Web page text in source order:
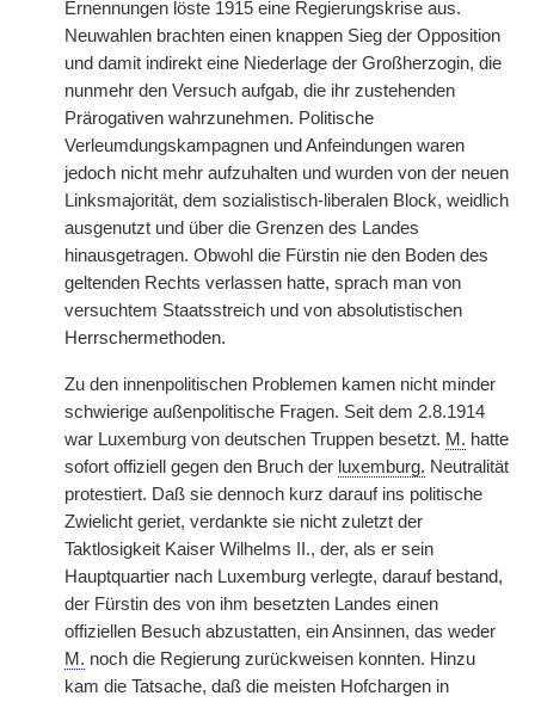
Ernennungen löste 1915 eine Regierungskrise aus.
Neuwahlen brachten einen knappen Sieg der Opposition
und damit indirekt eine Niederlage der Großherzogin, die
nunmehr den Versuch aufgab, die ihr zustehenden
Prärogativen wahrzunehmen. Politische
Verleumdungskampagnen und Anfeindungen waren
jedoch nicht mehr aufzuhalten und wurden von der neuen
Linksmajorität, dem sozialistisch-liberalen Block, weidlich
ausgenutzt und über die Grenzen des Landes
hinausgetragen. Obwohl die Fürstin nie den Boden des
geltenden Rechts verlassen hatte, sprach man von
versuchtem Staatsstreich und von absolutistischen
Herrschermethoden.
Zu den innenpolitischen Problemen kamen nicht minder
schwierige außenpolitische Fragen. Seit dem 2.8.1914
war Luxemburg von deutschen Truppen besetzt. M. hatte
sofort offiziell gegen den Bruch der luxemburg. Neutralität
protestiert. Daß sie dennoch kurz darauf ins politische
Zwielicht geriet, verdankte sie nicht zuletzt der
Taktlosigkeit Kaiser Wilhelms II., der, als er sein
Hauptquartier nach Luxemburg verlegte, darauf bestand,
der Fürstin des von ihm besetzten Landes einen
offiziellen Besuch abzustatten, ein Ansinnen, das weder
M. noch die Regierung zurückweisen konnten. Hinzu
kam die Tatsache, daß die meisten Hofchargen in